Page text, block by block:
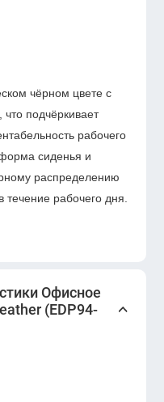
чёрном цвете с
что подчёркивает
рабочего
сиденья и
распределению
течение рабочего дня.
и
устойчивость,
службы.KANO Depa
для руководителей,
офисов.
Офисное
(EDP94-